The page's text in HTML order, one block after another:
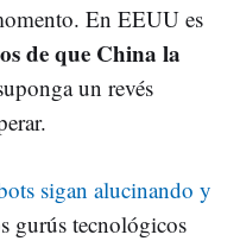
En EEUU es
de que China la
un revés
sigan alucinando y
gurús tecnológicos